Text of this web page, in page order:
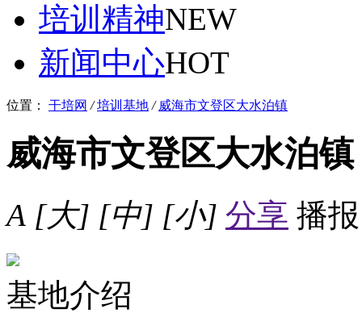
培训精神NEW
新闻中心HOT
位置： 干培网 / 培训基地 / 威海市文登区大水泊镇
威海市文登区大水泊镇
A [大] [中] [小] 分享 播报
基地介绍